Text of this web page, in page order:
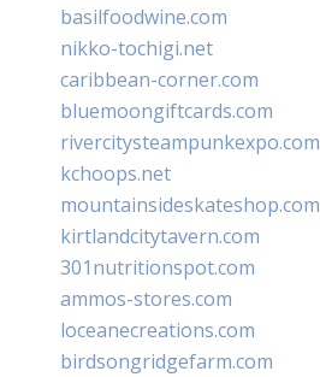
basilfoodwine.com
nikko-tochigi.net
caribbean-corner.com
bluemoongiftcards.com
rivercitysteampunkexpo.com
kchoops.net
mountainsideskateshop.com
kirtlandcitytavern.com
301nutritionspot.com
ammos-stores.com
loceanecreations.com
birdsongridgefarm.com